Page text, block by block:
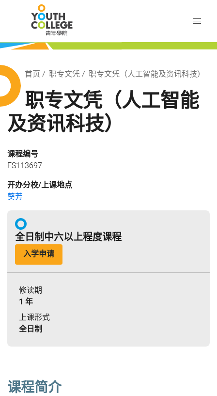
content
Breadcrumb
首页 职专文凭 职专文凭（人工智能及资讯科技）
职专文凭（人工智能
及资讯科技）
课程编号
FS113697
开办分校/上课地点
葵芳
全日制中六以上程度课程
入学申请
修读期
1 年
上课形式
全日制
课程简介